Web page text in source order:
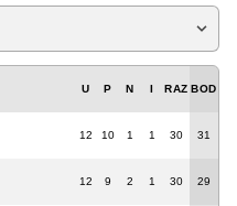
U P N I RAZ BOD
12 10 1 1 30 31
12 9 2 1 30 29